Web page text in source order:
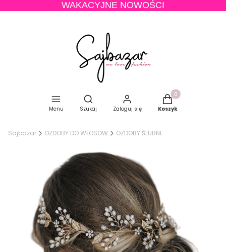
WAKACYJNE NOWOŚCI
Menu
Otwórz wyszukiwarkę
Szukaj Zaloguj się
Produkty w
Koszyk
Sajbazar OZDOBY DO WŁOSÓW OZDOBY ŚLUBNE